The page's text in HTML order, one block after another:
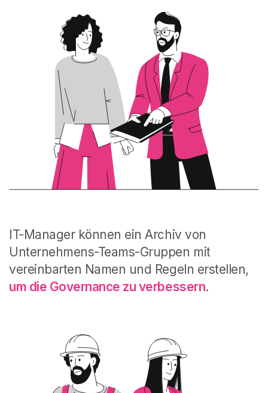
IT-Manager können ein Archiv von
Unternehmens-Teams-Gruppen mit
vereinbarten Namen und Regeln erstellen,
um die Governance zu verbessern.